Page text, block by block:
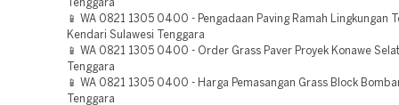
Tenggara
📱 WA 0821 1305 0400 - Pengadaan Paving Ramah Lingkungan
Kendari Sulawesi Tenggara
📱 WA 0821 1305 0400 - Order Grass Paver Proyek Konawe
Tenggara
📱 WA 0821 1305 0400 - Harga Pemasangan Grass Block
Tenggara